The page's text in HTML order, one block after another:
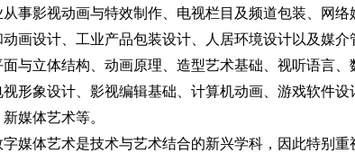
事影视动画与特效制作、电视栏目及频道包装、网
画设计、工业产品包装设计、人居环境设计以及媒介
面与立体结构、动画原理、造型艺术基础、视听语言
形象设计、影视编辑基础、计算机动画、游戏软件
媒体艺术等。
字媒体艺术是技术与艺术结合的新兴学科，因此特别